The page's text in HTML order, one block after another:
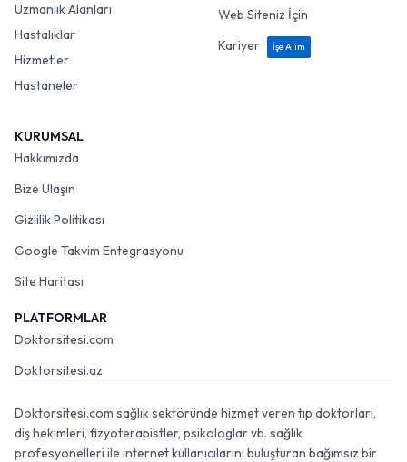
Uzmanlık Alanları
Hastalıklar
Hizmetler
Hastaneler
Web Siteniz İçin
Kariyer
İşe Alım
KURUMSAL
Hakkımızda
Bize Ulaşın
Gizlilik Politikası
Google Takvim Entegrasyonu
Site Haritası
PLATFORMLAR
Doktorsitesi.com
Doktorsitesi.az
Doktorsitesi.com sağlık sektöründe hizmet veren tıp doktorları,
diş hekimleri, fizyoterapistler, psikologlar vb. sağlık
profesyonelleri ile internet kullanıcılarını buluşturan bağımsız bir